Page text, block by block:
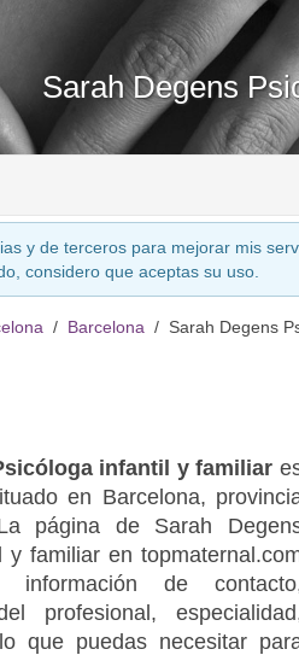
Sarah Degens
y de terceros para mejorar mis
considero que aceptas su uso.
Barcelona Sarah Degens
infantil y familiar
en Barcelona,
página de Sarah
y familiar en
información de
profesional,
que puedas necesitar